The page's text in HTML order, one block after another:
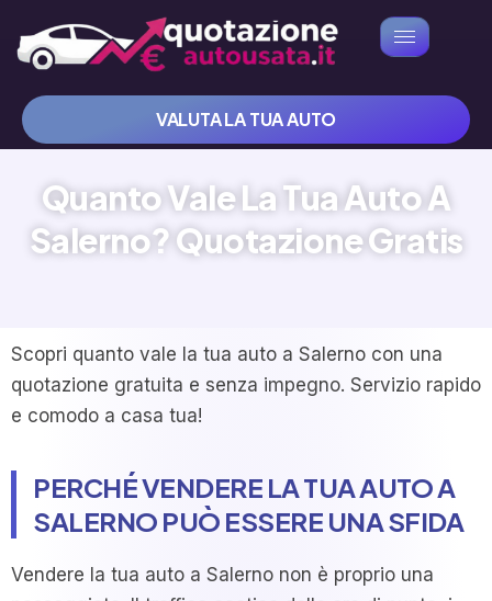
VALUTA LA TUA AUTO
Quanto Vale La Tua Auto A
Salerno? Quotazione Gratis
Scopri quanto vale la tua auto a Salerno con una
quotazione gratuita e senza impegno. Servizio rapido
e comodo a casa tua!
PERCHÉ VENDERE LA TUA AUTO A
SALERNO PUÒ ESSERE UNA SFIDA
Vendere la tua auto a Salerno non è proprio una